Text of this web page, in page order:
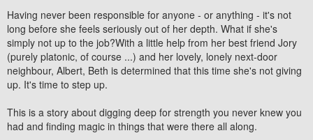
Having never been responsible for anyone - or anything - it's not
long before she feels seriously out of her depth. What if she's
simply not up to the job?With a little help from her best friend Jory
(purely platonic, of course ...) and her lovely, lonely next-door
neighbour, Albert, Beth is determined that this time she's not giving
up. It's time to step up.
This is a story about digging deep for strength you never knew you
had and finding magic in things that were there all along.